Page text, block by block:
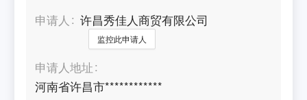
申请人
许昌秀佳人商贸有限公司
监控此申请人
申请人地址
河南省许昌市************